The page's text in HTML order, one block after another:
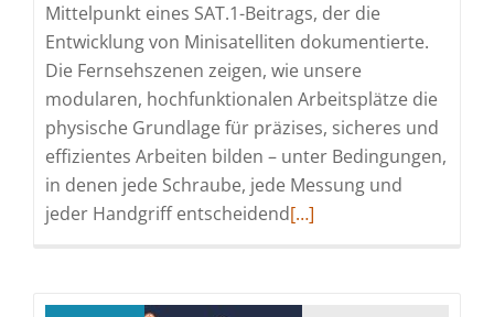
Mittelpunkt eines SAT.1-Beitrags, der die
Entwicklung von Minisatelliten dokumentierte.
Die Fernsehszenen zeigen, wie unsere
modularen, hochfunktionalen Arbeitsplätze die
physische Grundlage für präzises, sicheres und
effizientes Arbeiten bilden – unter Bedingungen,
in denen jede Schraube, jede Messung und
jeder Handgriff entscheidendRead
[…]